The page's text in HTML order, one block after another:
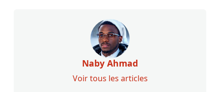
Naby Ahmad
Voir tous les articles